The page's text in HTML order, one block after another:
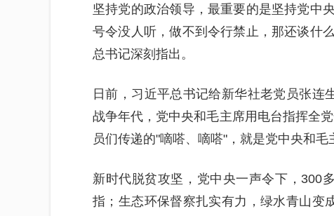
坚持党的政治领导，最重要的是坚持党中
号令没人听，做不到令行禁止，那还谈什
总书记深刻指出。
日前，习近平总书记给新华社老党员张连
战争年代，党中央和毛主席用电台指挥全
员们传递的"嘀嗒、嘀嗒"，就是党中央和毛
新时代脱贫攻坚，党中央一声令下，300
指；生态环保督察扎实有力，绿水青山变